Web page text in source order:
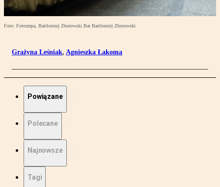
Foto: Fotorzepa, Bartlomiej Zborowski Bar Bartlomiej Zborowski
Grażyna Leśniak, Agnieszka Łakoma
Powiązane
Polecane
Najnowsze
Tagi